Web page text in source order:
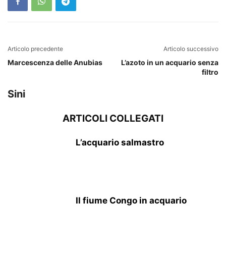
Articolo precedente
Marcescenza delle Anubias
Articolo successivo
L’azoto in un acquario senza
filtro
Sini
ARTICOLI COLLEGATI
L’acquario salmastro
Il fiume Congo in acquario